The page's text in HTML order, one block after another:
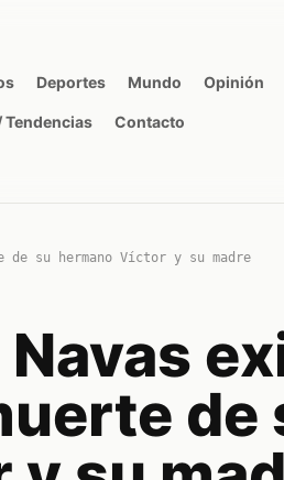
Deportes Mundo Opinión
Tendencias Contacto
su hermano Víctor y su madre
de